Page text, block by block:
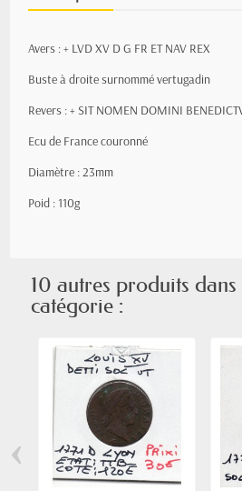
Avers :+ LVD XV D G FR ET NAV REX
Buste à droite surnommé vertugadin
Revers :+ SIT NOMEN DOMINI
Ecu de France couronné
Diamètre : 23mm
Poid : 110g
10 autres produits
catégorie :
‹